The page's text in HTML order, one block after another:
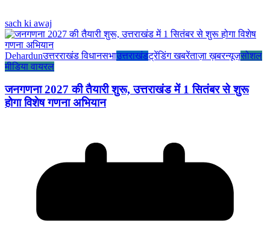
sach ki awaj
Dehardunउत्तरराखंड विधानसभाउत्तराखंडट्रेंडिंग खबरेंताज़ा ख़बरन्यूज़सोशल
मीडिया वायरल
जनगणना 2027 की तैयारी शुरू, उत्तराखंड में 1 सितंबर से शुरू
होगा विशेष गणना अभियान